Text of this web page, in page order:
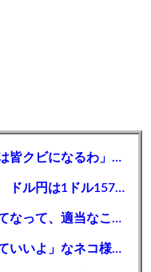
謎の勢力「AI発展したらお前らは皆クビになるわ」→未だかつてAIのせいで失業したG民が0人の理由
【バルス】米雇用統計大幅悪化 ドル円は1ドル157円台まで急落
検索したら「AIによる概要」ってなって、適当なこと書いてるよな
あくまでも「ネコのおなか、みていいよ」なネコ様のポーズがコチラｗｗｗｗｗｗ